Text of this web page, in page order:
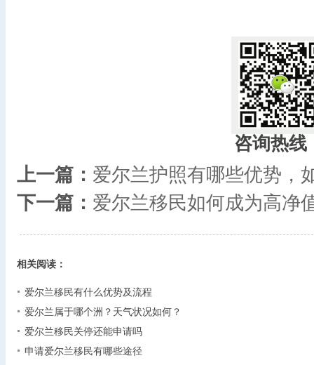
咨询热线
上一篇： 爱尔兰护照有哪些优势，
下一篇： 爱尔兰移民如何成为高净
相关阅读：
爱尔兰移民有什么优势及流程
爱尔兰属于哪个洲？天气状况如何？
爱尔兰移民关停还能申请吗
申请爱尔兰移民有哪些途径